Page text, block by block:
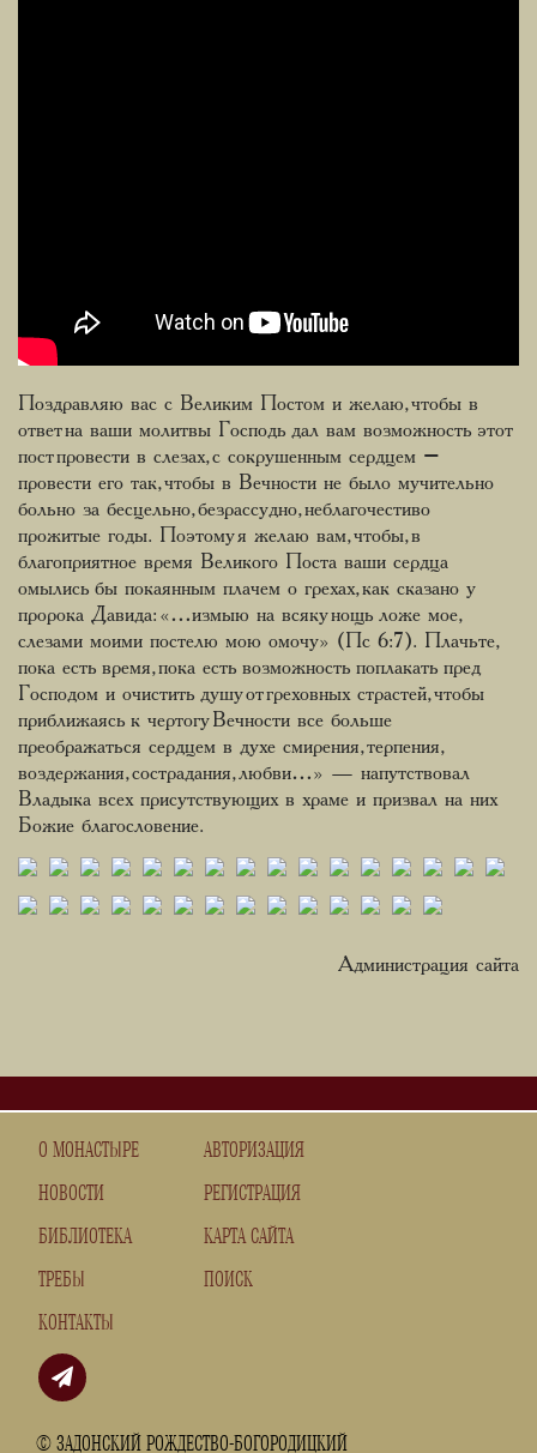
Поздравляю вас с Великим Постом и желаю, чтобы в
ответ на ваши молитвы Господь дал вам возможность этот
пост провести в слезах, с сокрушенным сердцем –
провести его так, чтобы в Вечности не было мучительно
больно за бесцельно, безрассудно, неблагочестиво
прожитые годы. Поэтому я желаю вам, чтобы, в
благоприятное время Великого Поста ваши сердца
омылись бы покаянным плачем о грехах, как сказано у
пророка Давида: «…измыю на всяку нощь ложе мое,
слезами моими постелю мою омочу» (Пс 6:7). Плачьте,
пока есть время, пока есть возможность поплакать пред
Господом и очистить душу от греховных страстей, чтобы
приближаясь к чертогу Вечности все больше
преображаться сердцем в духе смирения, терпения,
воздержания, сострадания, любви…» — напутствовал
Владыка всех присутствующих в храме и призвал на них
Божие благословение.
Администрация сайта
О МОНАСТЫРЕ
НОВОСТИ
БИБЛИОТЕКА
ТРЕБЫ
КОНТАКТЫ
© ЗАДОНСКИЙ РОЖДЕСТВО-БОГОРОДИЦКИЙ
АВТОРИЗАЦИЯ
РЕГИСТРАЦИЯ
КАРТА САЙТА
ПОИСК